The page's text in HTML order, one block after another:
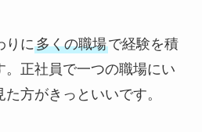
りに多くの職場で経験を積
。正社員で一つの職場にい
方がきっといいです。